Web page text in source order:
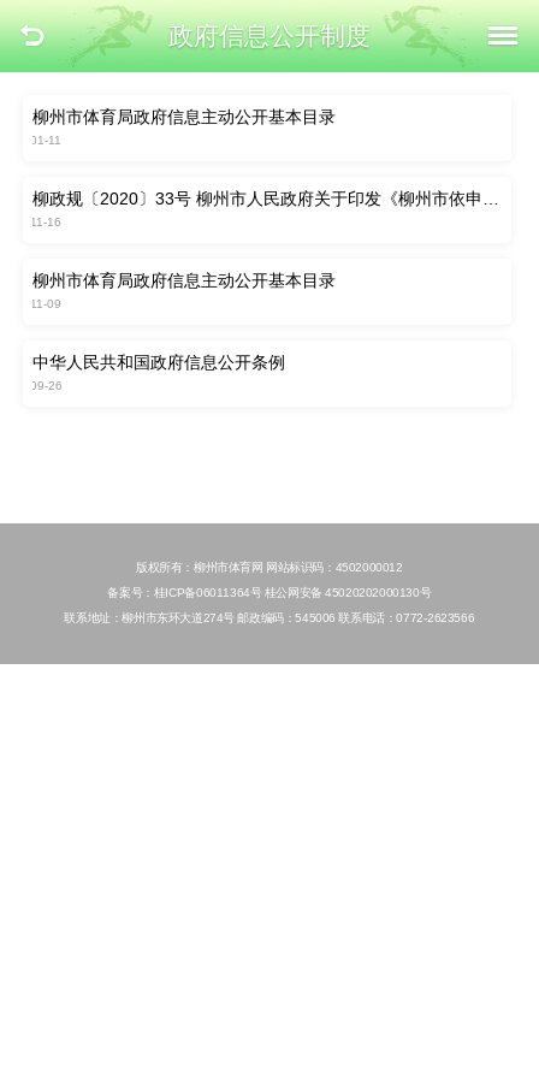
政府信息公开制度
柳州市体育局政府信息主动公开基本目录
01-11
柳政规〔2020〕33号 柳州市人民政府关于印发《柳州市依申请
公开政府信息工作制度》的通知
11-16
柳州市体育局政府信息主动公开基本目录
11-09
中华人民共和国政府信息公开条例
09-26
版权所有：柳州市体育网 网站标识码：4502000012
备案号：桂ICP备06011364号 桂公网安备 45020202000130号
联系地址：柳州市东环大道274号 邮政编码：545006 联系电话：0772-2623566